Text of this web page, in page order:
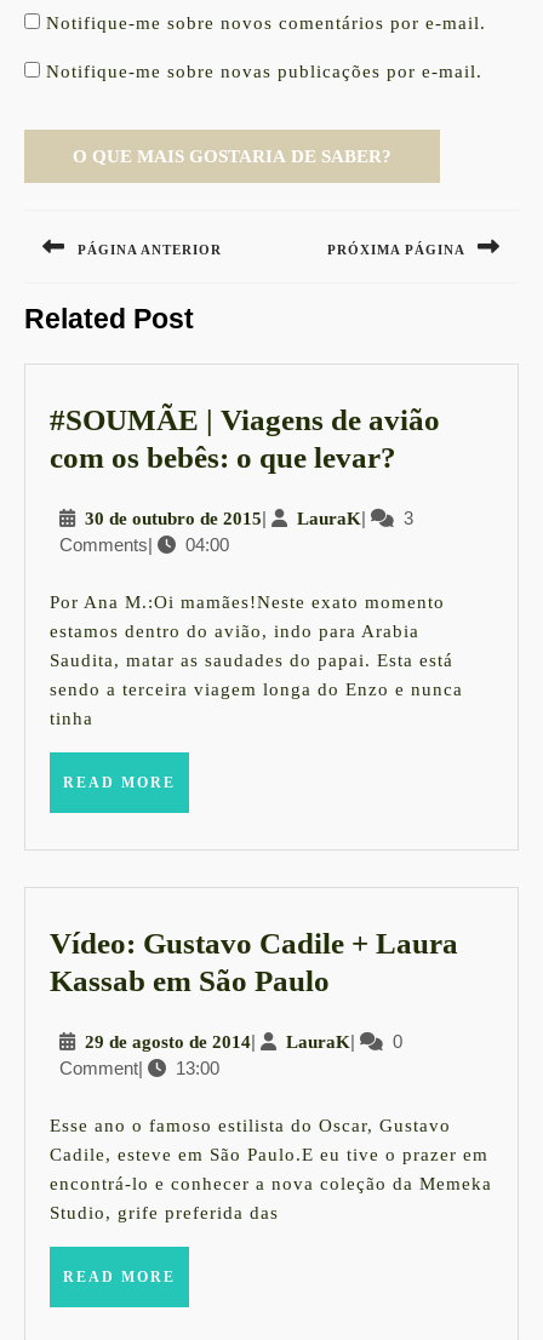
Notifique-me sobre novos comentários por e-mail.
Notifique-me sobre novas publicações por e-mail.
de
PÁGINA ANTERIOR
post:
PRÓXIMA PÁGINA
Related Post
#SOUMÃE | Viagens de avião
com os bebês: o que levar?
Viagens
avião
com
os
30 de outubro de 201530
de
2015
| LauraKLauraK
|
3
Comments| 04:00
Por Ana M.:Oi mamães!Neste exato momento
estamos dentro do avião, indo para Arabia
Saudita, matar as saudades do papai. Esta está
sendo a terceira viagem longa do Enzo e nunca
tinha
READ MORE
Vídeo: Gustavo Cadile + Laura
Kassab em São Paulo
Cadile
Laura
Kassab
em
29 de agosto de 201429
de
2014
| LauraKLauraK
|
0
Comment| 13:00
Esse ano o famoso estilista do Oscar, Gustavo
Cadile, esteve em São Paulo.E eu tive o prazer em
encontrá-lo e conhecer a nova coleção da Memeka
Studio, grife preferida das
READ MORE